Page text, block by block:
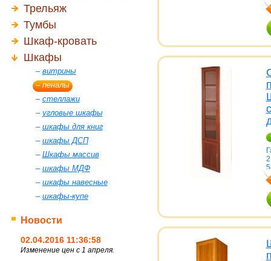
Трельяж
Тумбы
Шкаф-кровать
Шкафы
– витрины
–пеналы
– стеллажи
– угловые шкафы
– шкафы для книг
– шкафы ДСП
– Шкафы массив
– шкафы МДФ
– шкафы навесные
– шкафы-купе
Новости
02.04.2016 11:36:58
Изменение цен с 1 апреля.